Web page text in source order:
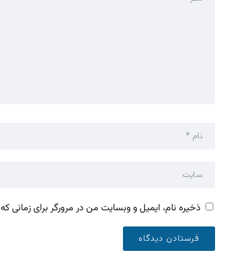
ذخیره نام، ایمیل و وبسایت من در مرورگر برای زمانی